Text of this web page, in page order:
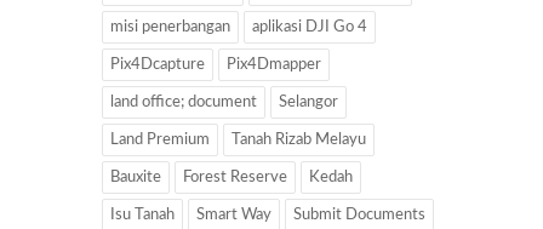
misi penerbangan aplikasi DJI Go 4
Pix4Dcapture Pix4Dmapper
land office; document Selangor
Land Premium Tanah Rizab Melayu
Bauxite Forest Reserve Kedah
Isu Tanah Smart Way Submit Documents